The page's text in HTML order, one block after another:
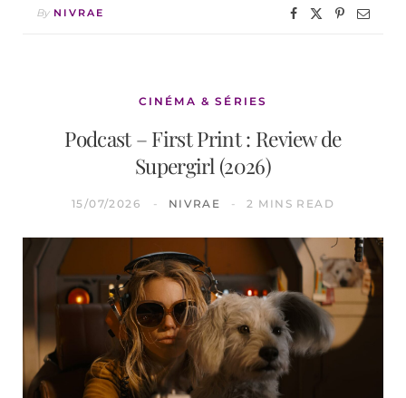
By NIVRAE
CINÉMA & SÉRIES
Podcast – First Print : Review de
Supergirl (2026)
15/07/2026 NIVRAE 2 MINS READ